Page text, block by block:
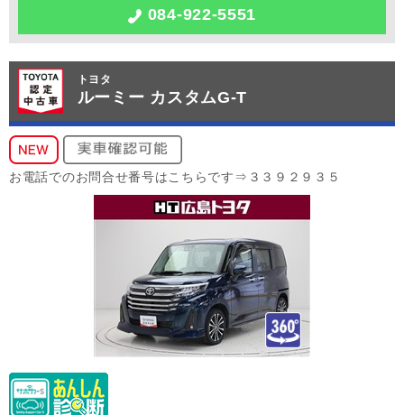
084-922-5551
トヨタ
ルーミー カスタムG-T
お電話でのお問合せ番号はこちらです⇒３３９２９３５